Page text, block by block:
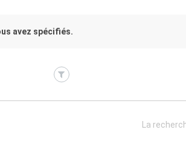
avez spécifiés.
La